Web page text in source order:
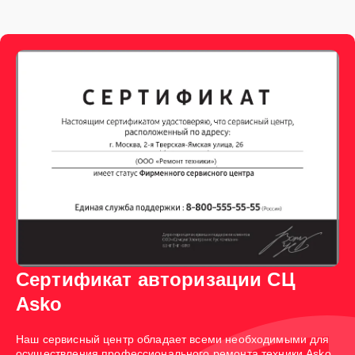
Сертификат авторизации СЦ
Asko
Наш сервисный центр обладает всеми необходимыми для